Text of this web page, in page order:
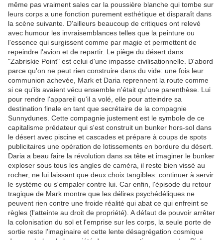
même pas vraiment sales car la poussière blanche qui tombe sur
leurs corps a une fonction purement esthétique et disparaît dans
la scène suivante. D'ailleurs beaucoup de critiques ont relevé
avec humour les invraisemblances telles que la peinture ou
l'essence qui surgissent comme par magie et permettent de
repeindre l'avion et de repartir. Le piège du désert dans
"Zabriskie Point" est celui d'une impasse civilisationnelle. D'abord
parce qu'on ne peut rien construire dans du vide: une fois leur
communion achevée, Mark et Daria reprennent la route comme
si ce qu'ils avaient vécu ensemble n'était qu'une parenthèse. Lui
pour rendre l'appareil qu'il a volé, elle pour atteindre sa
destination finale en tant que secrétaire de la compagnie
Sunnydunes. Cette compagnie justement est le symbole de ce
capitalisme prédateur qui s'est construit un bunker hors-sol dans
le désert avec piscine et cascades et prépare à coups de spots
publicitaires une opération de lotissements en bordure du désert.
Daria a beau faire la révolution dans sa tête et imaginer le bunker
exploser sous tous les angles de caméra, il reste bien vissé au
rocher, ne lui laissant que deux choix tangibles: continuer à servir
le système ou s'empaler contre lui. Car enfin, l'épisode du retour
tragique de Mark montre que les délires psychédéliques ne
peuvent rien contre une froide réalité qui abat ce qui enfreint se
règles (l'atteinte au droit de propriété). A défaut de pouvoir arrêter
la colonisation du sol et l'emprise sur les corps, la seule porte de
sortie reste l'imaginaire et cette lente désagrégation cosmique